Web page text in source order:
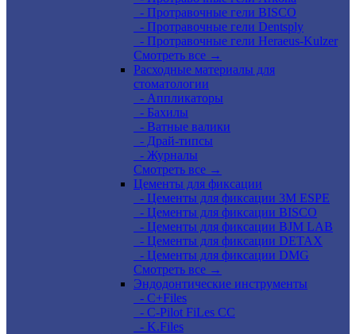
- Протравочные гели BISCO
- Протравочные гели Dentsply
- Протравочные гели Heraeus-Kulzer
Смотреть все →
Расходные материалы для
стоматологии
- Аппликаторы
- Бахилы
- Ватные валики
- Драй-типсы
- Журналы
Смотреть все →
Цементы для фиксации
- Цементы для фиксации 3M ESPE
- Цементы для фиксации BISCO
- Цементы для фиксации BJM LAB
- Цементы для фиксации DETAX
- Цементы для фиксации DMG
Смотреть все →
Эндодонтические инструменты
- C+Files
- C-Pilot FiLes CC
- K.Files